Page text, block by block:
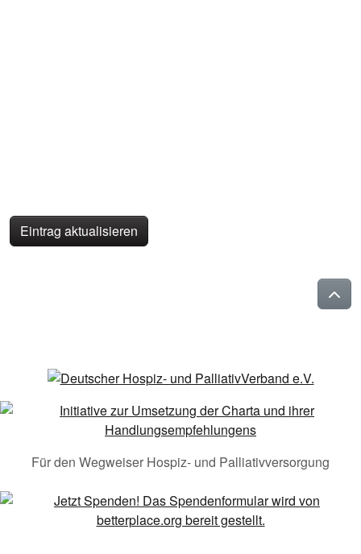
Eintrag aktualisieren
Für den Wegweiser Hospiz- und Palliativversorgung